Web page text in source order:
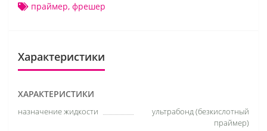
праймер, фрешер
Характеристики
ХАРАКТЕРИСТИКИ
назначение жидкости
ультрабонд (безкислотный
праймер)